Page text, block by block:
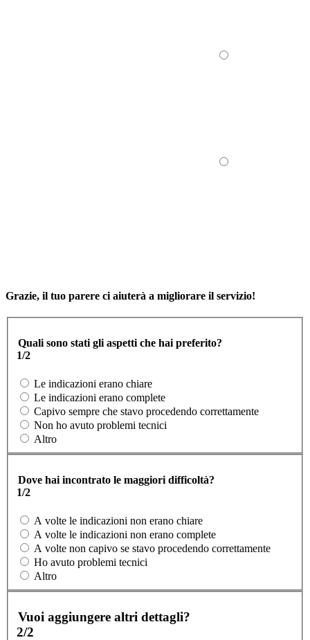
Grazie, il tuo parere ci aiuterà a migliorare il servizio!
Quali sono stati gli aspetti che hai preferito?
1/2
Le indicazioni erano chiare
Le indicazioni erano complete
Capivo sempre che stavo procedendo correttamente
Non ho avuto problemi tecnici
Altro
Dove hai incontrato le maggiori difficoltà?
1/2
A volte le indicazioni non erano chiare
A volte le indicazioni non erano complete
A volte non capivo se stavo procedendo correttamente
Ho avuto problemi tecnici
Altro
Vuoi aggiungere altri dettagli?
2/2